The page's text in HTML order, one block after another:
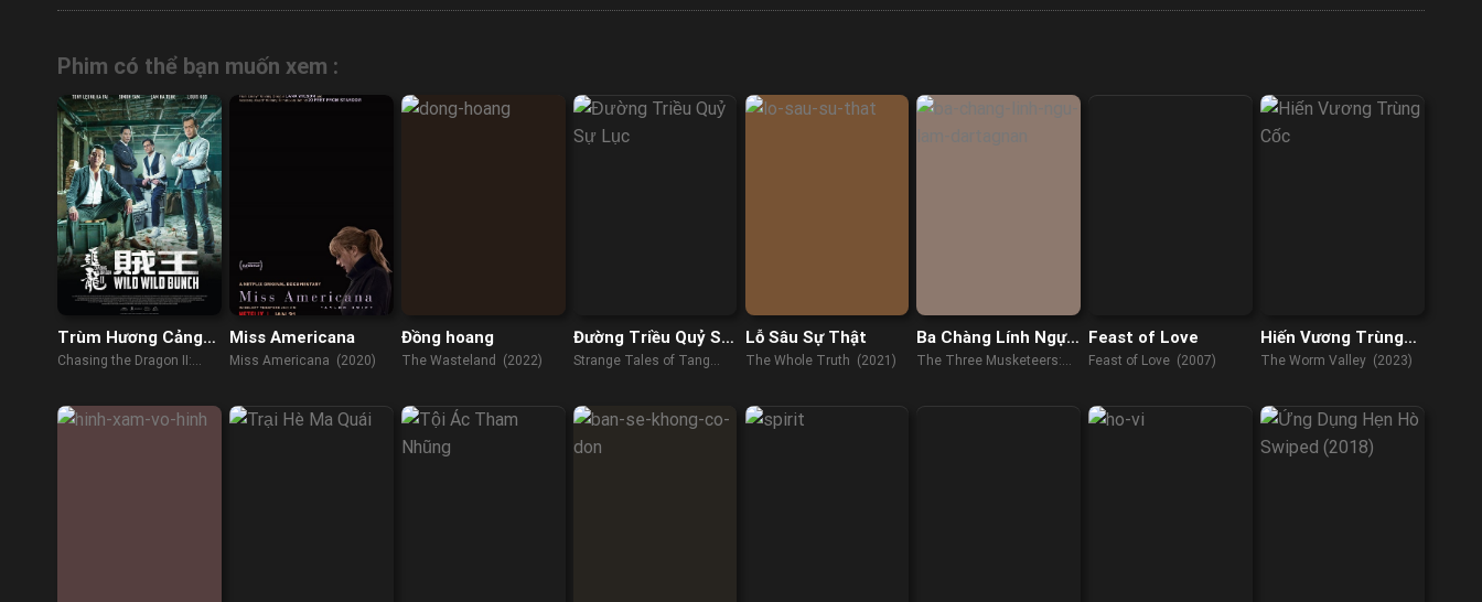
Phim có thể bạn muốn xem :
Trùm Hương Cảng
2: Truy Long
Chasing the Dragon II:
Miss Americana
Miss Americana (2020)
Đồng hoang
The Wasteland (2022)
Đường Triều Quỷ Sự
Lục
Strange Tales of Tang
Lỗ Sâu Sự Thật
The Whole Truth (2021)
Ba Chàng Lính Ngự
Lâm: D’Artagnan
The Three Musketeers:
Feast of Love
Feast of Love (2007)
Hiến Vương Trùng
Cốc
The Worm Valley (2023)